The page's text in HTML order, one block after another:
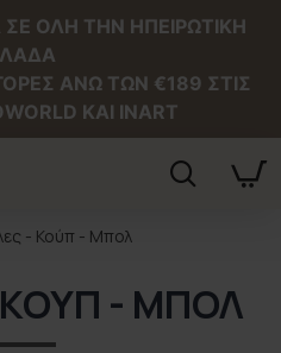
ΟΛΗ ΤΗΝ ΗΠΕΙΡΩΤΙΚΗ
ΑΝΩ ΤΩΝ €189 ΣΤΙΣ
ΚΑΙ INART
- Κούπ - Μπολ
ΚΟΎΠ - ΜΠΟΛ